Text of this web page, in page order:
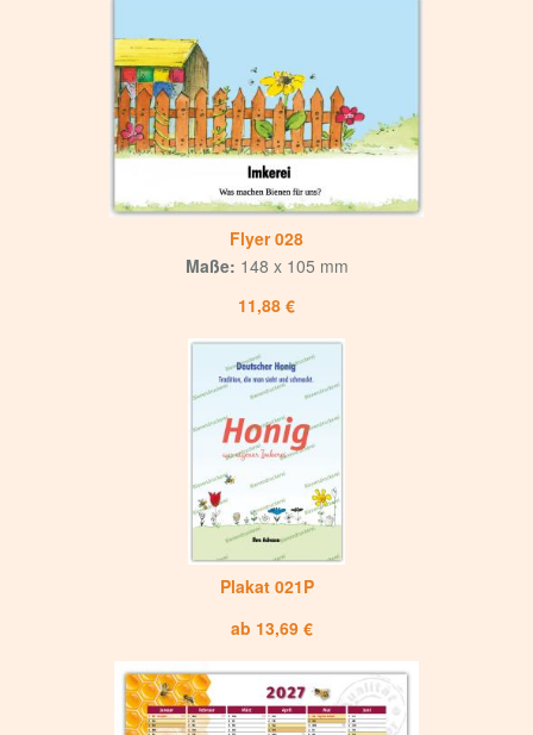
für Innen und Aussen
4-fach Bohrung,
Bohrlochdurchmesser 8 mm
Flyer 028
11,88 €
Maße: 148 x 105 mm
Plakat 021P
ab 13,69 €